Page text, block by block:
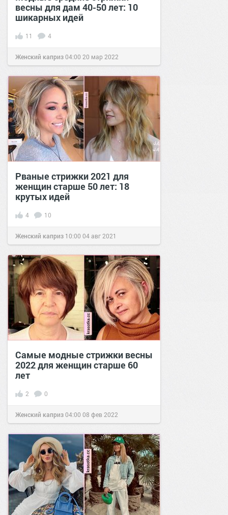
весны для дам 40-50 лет: 10
шикарных идей
11 4
Женский каприз04:00 20 мар 2022
Рваные стрижки 2021 для
женщин старше 50 лет: 18
крутых идей
4 10
Женский каприз 10:00 04 авг 2021
Самые модные стрижки весны
2022 для женщин старше 60
лет
2 0
Женский каприз04:00 08 фев 2022